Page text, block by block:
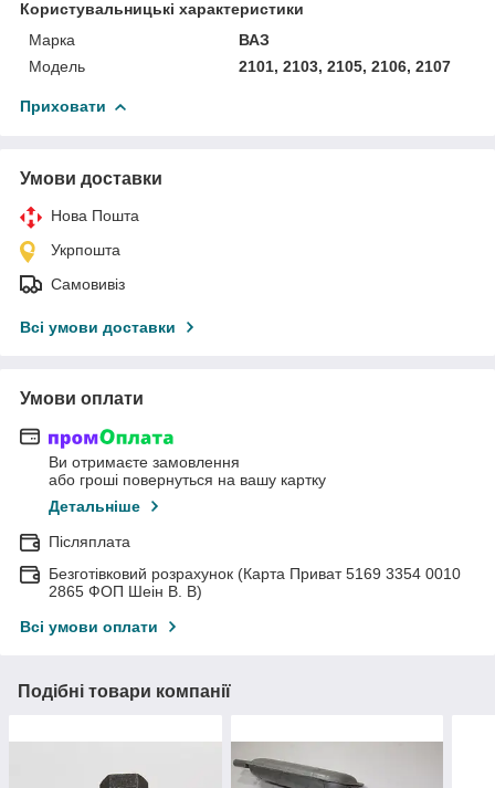
Користувальницькі характеристики
Марка
ВАЗ
Мoдель
2101, 2103, 2105, 2106, 2107
Приховати
Умови доставки
Нова Пошта
Укрпошта
Самовивіз
Всі умови доставки
Умови оплати
Ви отримаєте замовлення
або гроші повернуться на вашу картку
Детальніше
Післяплата
Безготівковий розрахунок (Карта Приват 5169 3354 0010
2865 ФОП Шеін В. В)
Всі умови оплати
Подібні товари компанії